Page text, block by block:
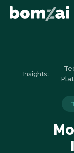
Insights›